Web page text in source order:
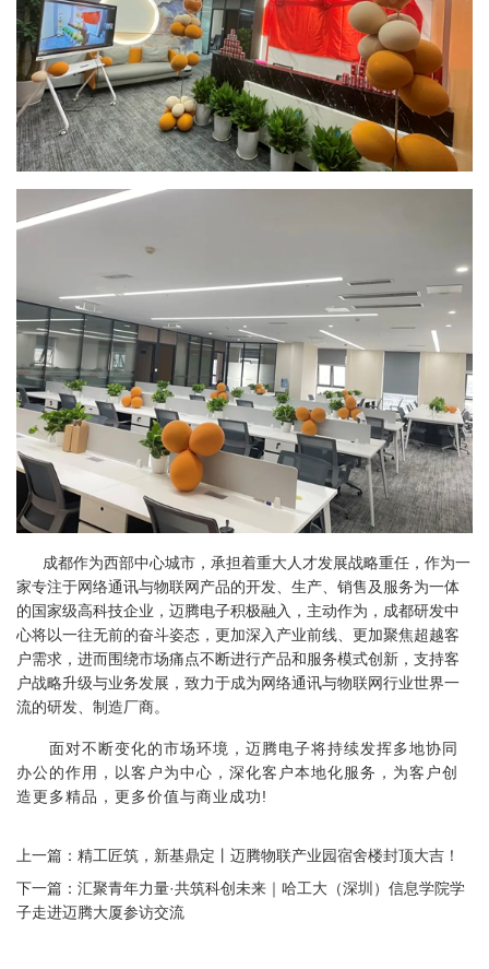
成都作为西部中心城市，承担着重大人才发展战略重任，作为一
家专注于网络通讯与物联网产品的开发、生产、销售及服务为一体
的国家级高科技企业，迈腾电子积极融入，主动作为，成都研发中
心将以一往无前的奋斗姿态，更加深入产业前线、更加聚焦超越客
户需求，进而围绕市场痛点不断进行产品和服务模式创新，支持客
户战略升级与业务发展，致力于成为网络通讯与物联网行业世界一
流的研发、制造厂商。
面对不断变化的市场环境，迈腾电子将持续发挥多地协同
办公的作用，以客户为中心，深化客户本地化服务，为客户创
造更多精品，更多价值与商业成功!
上一篇： 精工匠筑，新基鼎定丨迈腾物联产业园宿舍楼封顶大吉！
下一篇： 汇聚青年力量·共筑科创未来｜哈工大（深圳）信息学院学
子走进迈腾大厦参访交流